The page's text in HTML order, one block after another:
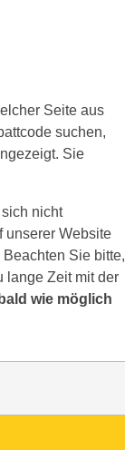
Seite aus
suchen,
Sie
nicht
unserer Website
Sie bitte,
lange Zeit mit der
wie möglich